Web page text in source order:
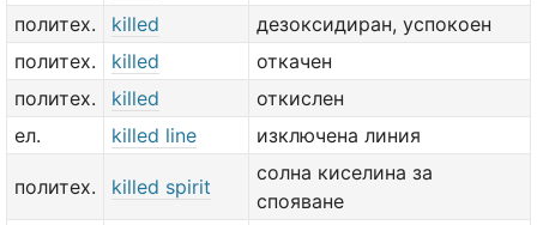
политех.
killed
дезоксидиран, успокоен
политех.
killed
откачен
политех.
killed
откислен
ел.
killed line изключена линия
политех. killed spirit
солна киселина за
спояване